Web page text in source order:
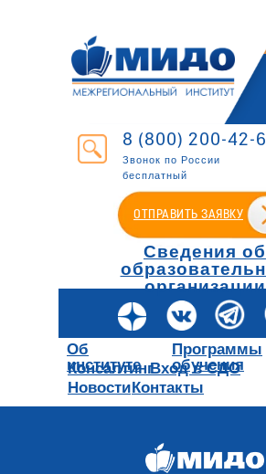
8 (800) 200-42-
Звонок по России
бесплатный
ОТПРАВИТЬ ЗАЯВКУ
Сведения об
организации
Об
институте
Программы
обучения
Консалтинг
Новости
Вход в СДО
Контакты